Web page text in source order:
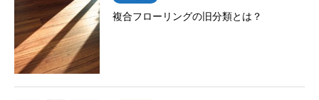
複合フローリングの旧分類とは？